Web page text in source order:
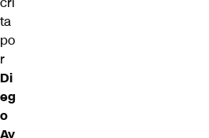
ta
po
r
Di
eg
o
Ay